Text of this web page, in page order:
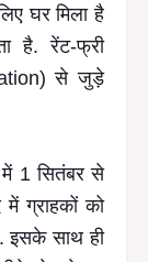
घर मिला है
है. रेंट-फ्री
से जुड़े
1 सितंबर से
में ग्राहकों को
इसके साथ ही